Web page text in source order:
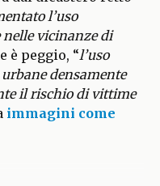
l’uso
nelle vicinanze di
è peggio, “l’uso
densamente
il rischio di vittime
immagini come